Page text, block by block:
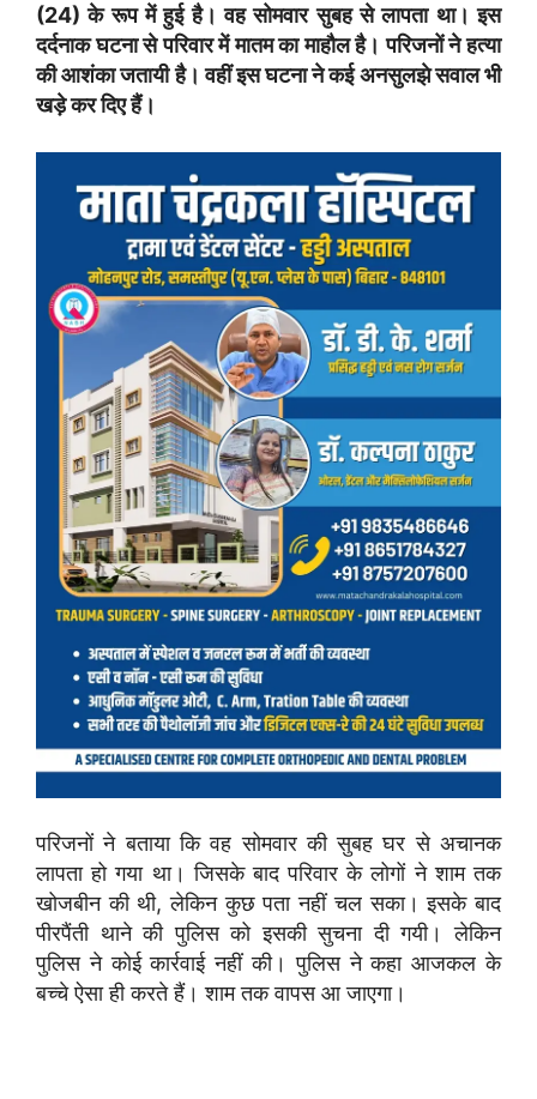
(24) के रूप में हुई है। वह सोमवार सुबह से लापता था। इस
दर्दनाक घटना से परिवार में मातम का माहौल है। परिजनों ने हत्या
की आशंका जतायी है। वहीं इस घटना ने कई अनसुलझे सवाल भी
खड़े कर दिए हैं।
परिजनों ने बताया कि वह सोमवार की सुबह घर से अचानक
लापता हो गया था। जिसके बाद परिवार के लोगों ने शाम तक
खोजबीन की थी, लेकिन कुछ पता नहीं चल सका। इसके बाद
पीरपैंती थाने की पुलिस को इसकी सुचना दी गयी। लेकिन
पुलिस ने कोई कार्रवाई नहीं की। पुलिस ने कहा आजकल के
बच्चे ऐसा ही करते हैं। शाम तक वापस आ जाएगा।